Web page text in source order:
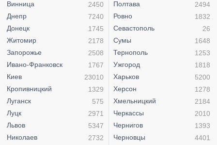
Винница
2450
Днепр
7240
Донецк
1745
Житомир
2178
Запорожье
2508
Ивано-Франковск
1767
Киев
23010
Кропивницкий
1329
Луганск
575
Луцк
2971
Львов
5347
Николаев
2732
Полтава
2494
Ровно
1832
Севастополь
26
Сумы
1648
Тернополь
1253
Ужгород
1818
Харьков
5200
Херсон
1278
Хмельницкий
2184
Черкассы
2010
Чернигов
1393
Черновцы
4401